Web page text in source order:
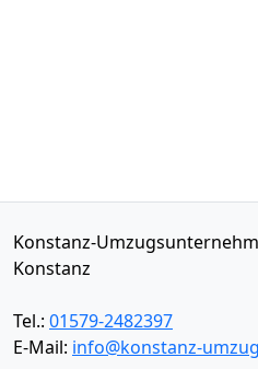
Konstanz-
Konstanz
Tel.: 01579-2482397
E-Mail: info@konstanz-